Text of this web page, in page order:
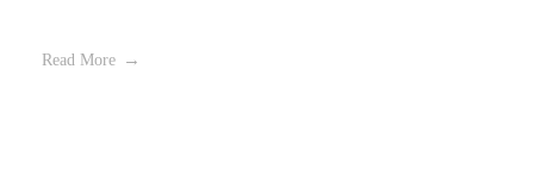
Read More